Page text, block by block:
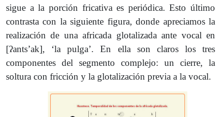
sigue a la porción fricativa es periódica. Esto último
contrasta con la siguiente figura, donde apreciamos la
realización de una africada glotalizada ante vocal en
[ʔantsʼak], ‘la pulga’. En ella son claros los tres
componentes del segmento complejo: un cierre, la
soltura con fricción y la glotalización previa a la vocal.